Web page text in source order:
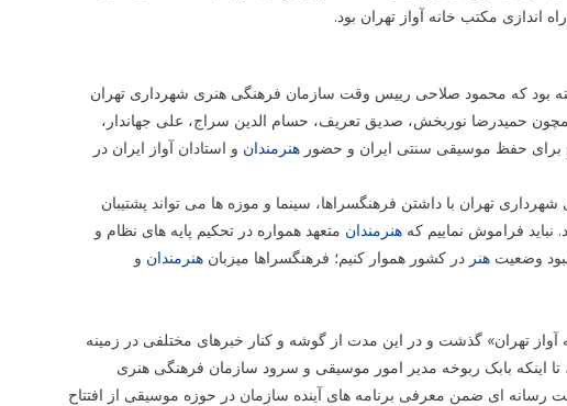
اندازی مکتب خانه آواز تهران بود.
بود که محمود صلاحی رییس وقت سازمان فرهنگی هنری شهرداری تهران
آواز تهران همچون حمیدرضا نوربخش، صدیق تعریف، حسام الدین سراج، علی جهاندار،
برای حفظ موسیقی سنتی ایران و حضور هنرمندان و استادان آواز ایران در
تهران با داشتن فرهنگسراها، سینما و موزه ها می تواند پشتیبان
نباید فراموش نماییم که هنرمندان متعهد همواره در تحکیم پایه های نظام و
وضعیت هنر در کشور هموار کنیم؛ فرهنگسراها میزبان هنرمندان و
تهران» گذشت و در این مدت از گوشه و کنار خبرهای مختلفی در زمینه
اینکه بابک ربوخه مدیر امور موسیقی و سرود سازمان فرهنگی هنری
ماه سال ۱۳۹۴ با برگزاری یک نشست رسانه ای ضمن معرفی برنامه های آینده سازمان در حوزه موسیقی از افتتاح